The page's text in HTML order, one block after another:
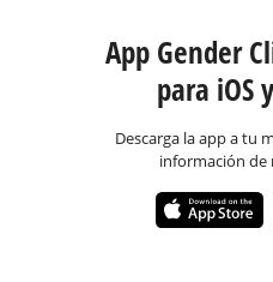
App Gender
para iOS
Descarga la app a tu
información de